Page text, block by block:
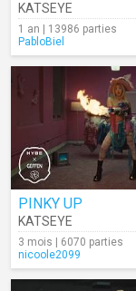
KATSEYE
1 an | 13986 parties
PabloBiel
PINKY UP
KATSEYE
3 mois | 6070 parties
nicoole2099